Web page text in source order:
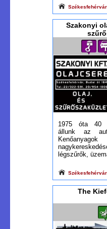
Székesfehérvár
Szakonyi
1975 óta 40
állunk az
légszűrők,
Székesfehérvár
The